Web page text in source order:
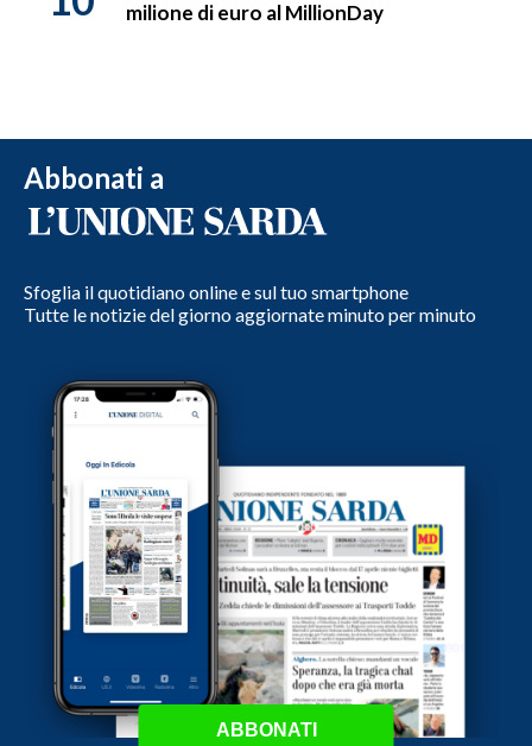
milione di euro al MillionDay
Abbonati a
Sfoglia il quotidiano online e sul tuo smartphone
Tutte le notizie del giorno aggiornate minuto per minuto
ABBONATI